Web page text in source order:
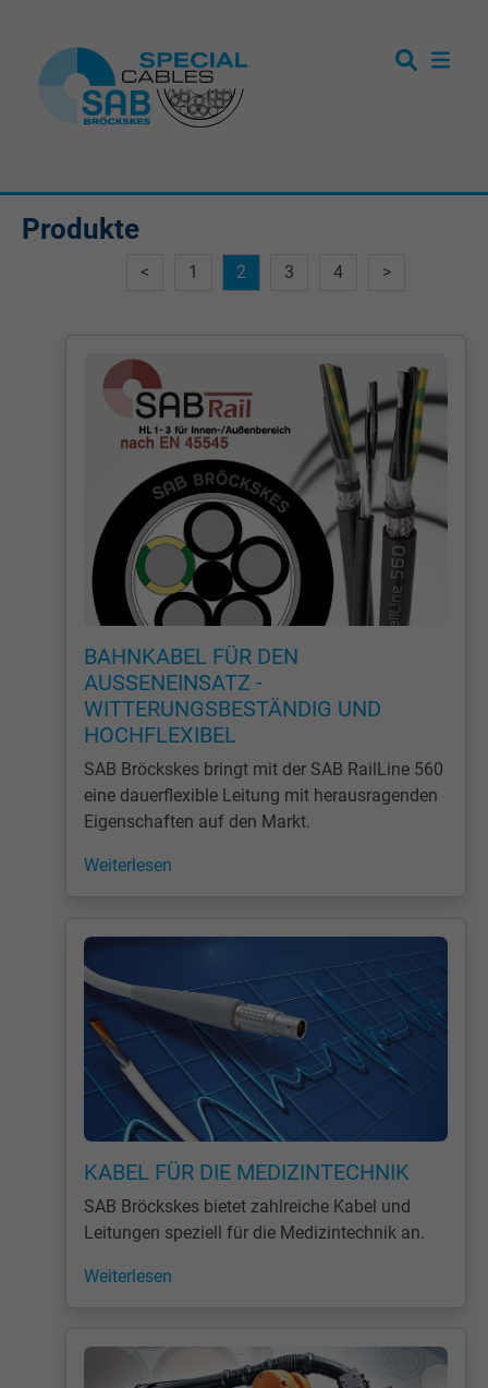
Produkte
< 1 2 3 4 >
BAHNKABEL FÜR DEN
AUSSENEINSATZ - W
ITTERUNGSBESTÄNDIG UND H
OCHFLEXIBEL
SAB Bröckskes bringt mit der SAB RailLine 560
eine dauerflexible Leitung mit herausragenden
Eigenschaften auf den Markt.
Weiterlesen
KABEL FÜR DIE MEDIZINTECHNIK
SAB Bröckskes bietet zahlreiche Kabel und
Leitungen speziell für die Medizintechnik an.
Weiterlesen